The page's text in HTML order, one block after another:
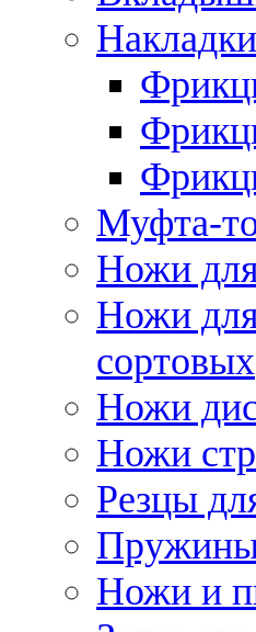
Муфта-
Ножи
Ножи
сортовых
Ножи
Ножи
Резцы
Ножи и